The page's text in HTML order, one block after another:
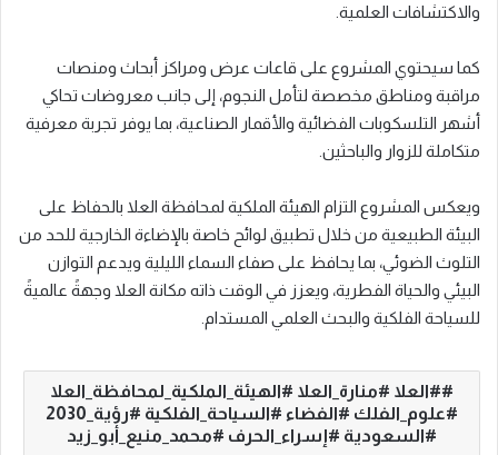
والاكتشافات العلمية.
كما سيحتوي المشروع على قاعات عرض ومراكز أبحاث ومنصات
مراقبة ومناطق مخصصة لتأمل النجوم، إلى جانب معروضات تحاكي
أشهر التلسكوبات الفضائية والأقمار الصناعية، بما يوفر تجربة معرفية
متكاملة للزوار والباحثين.
ويعكس المشروع التزام الهيئة الملكية لمحافظة العلا بالحفاظ على
البيئة الطبيعية من خلال تطبيق لوائح خاصة بالإضاءة الخارجية للحد من
التلوث الضوئي، بما يحافظ على صفاء السماء الليلية ويدعم التوازن
البيئي والحياة الفطرية، ويعزز في الوقت ذاته مكانة العلا وجهةً عالميةً
للسياحة الفلكية والبحث العلمي المستدام.
#العلا #منارة_العلا #الهيئة_الملكية_لمحافظة_العلا
#علوم_الفلك #الفضاء #السياحة_الفلكية #رؤية_2030
#السعودية #إسراء_الحرف #محمد_منيع_أبو_زيد